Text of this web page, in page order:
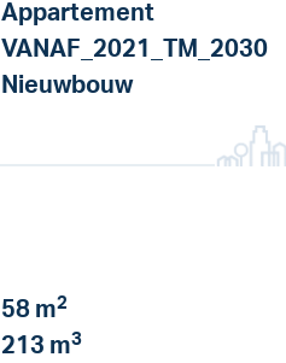
Appartement
VANAF_2021_TM_2030
Nieuwbouw
58 m2
213 m3